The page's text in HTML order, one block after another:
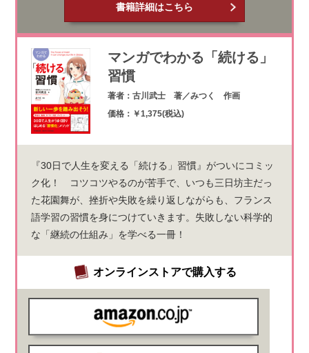
書籍詳細はこちら
マンガでわかる「続ける」
習慣
著者：古川武士 著／みつく 作画
価格：￥1,375(税込)
『30日で人生を変える「続ける」習慣』がついにコミッ
ク化！ コツコツやるのが苦手で、いつも三日坊主だっ
た花園舞が、挫折や失敗を繰り返しながらも、フランス
語学習の習慣を身につけていきます。失敗しない科学的
な「継続の仕組み」を学べる一冊！
オンラインストアで購入する